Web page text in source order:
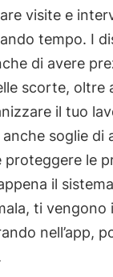
visite e
tempo. I
di avere
scorte, oltre
il tuo
soglie di
le
il
ti vengono
nell’app,